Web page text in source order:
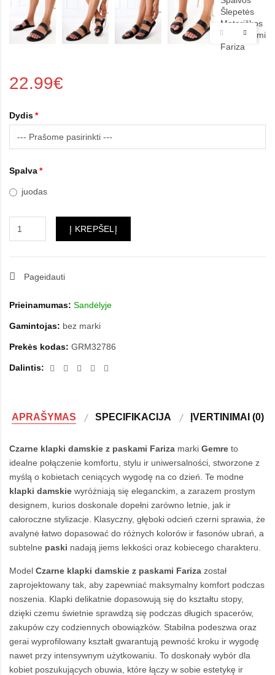
22.99€
Dydis
Spalva
juodas
Į KREPŠELĮ
Pageidauti
Prieinamumas: Sandėlyje
Gamintojas: bez marki
Prekės kodas: GRM32786
Dalintis:
APRAŠYMAS SPECIFIKACIJA ĮVERTINIMAI (0)
Czarne klapki damskie z paskami Fariza marki Gemre to
idealne połączenie komfortu, stylu ir uniwersalności, stworzone z
myślą o kobietach ceniących wygodę na co dzień. Te modne
klapki damskie wyróżniają się eleganckim, a zarazem prostym
designem, kurios doskonale dopełni zarówno letnie, jak ir
całoroczne stylizacje. Klasyczny, głęboki odcień czerni sprawia, że
avalynė łatwo dopasować do różnych kolorów ir fasonów ubrań, a
subtelne paski nadają jiems lekkości oraz kobiecego charakteru.
Model Czarne klapki damskie z paskami Fariza został
zaprojektowany tak, aby zapewniać maksymalny komfort podczas
noszenia. Klapki delikatnie dopasowują się do kształtu stopy,
dzięki czemu świetnie sprawdzą się podczas długich spacerów,
zakupów czy codziennych obowiązków. Stabilna podeszwa oraz
gerai wyprofilowany kształt gwarantują pewność kroku ir wygodę
nawet przy intensywnym użytkowaniu. To doskonały wybór dla
kobiet poszukujących obuwia, które łączy w sobie estetykę ir